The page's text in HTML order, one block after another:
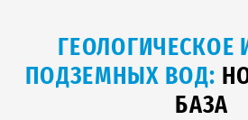
ГЕОЛОГИЧЕСКОЕ
ПОДЗЕМНЫХ ВОД:
БАЗА